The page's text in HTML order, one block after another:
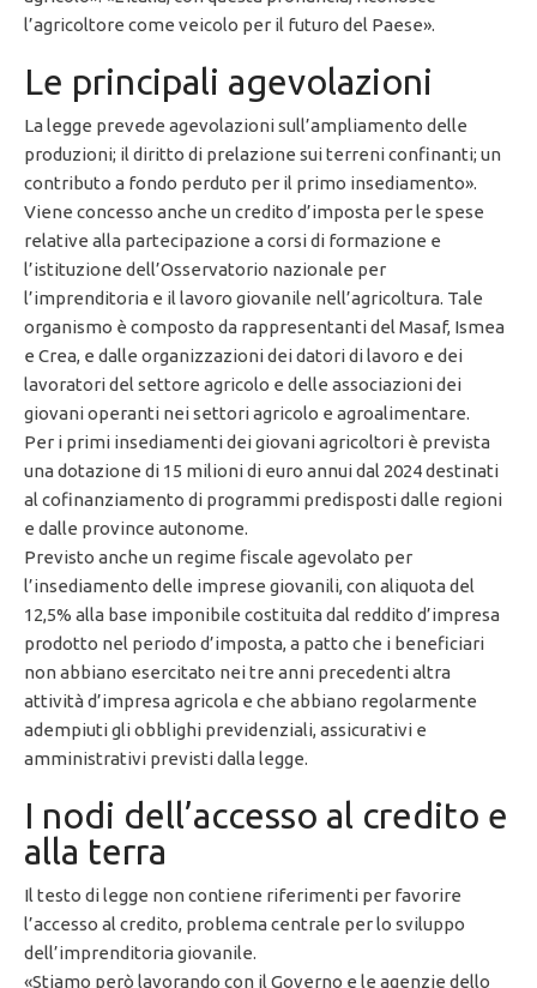
l’agricoltore come veicolo per il futuro del Paese».
Le principali agevolazioni
La legge prevede agevolazioni sull’ampliamento delle
produzioni; il diritto di prelazione sui terreni confinanti; un
contributo a fondo perduto per il primo insediamento».
Viene concesso anche un credito d’imposta per le spese
relative alla partecipazione a corsi di formazione e
l’istituzione dell’Osservatorio nazionale per
l’imprenditoria e il lavoro giovanile nell’agricoltura. Tale
organismo è composto da rappresentanti del Masaf, Ismea
e Crea, e dalle organizzazioni dei datori di lavoro e dei
lavoratori del settore agricolo e delle associazioni dei
giovani operanti nei settori agricolo e agroalimentare.
Per i primi insediamenti dei giovani agricoltori è prevista
una dotazione di 15 milioni di euro annui dal 2024 destinati
al cofinanziamento di programmi predisposti dalle regioni
e dalle province autonome.
Previsto anche un regime fiscale agevolato per
l’insediamento delle imprese giovanili, con aliquota del
12,5% alla base imponibile costituita dal reddito d’impresa
prodotto nel periodo d’imposta, a patto che i beneficiari
non abbiano esercitato nei tre anni precedenti altra
attività d’impresa agricola e che abbiano regolarmente
adempiuti gli obblighi previdenziali, assicurativi e
amministrativi previsti dalla legge.
I nodi dell’accesso al credito e
alla terra
Il testo di legge non contiene riferimenti per favorire
l’accesso al credito, problema centrale per lo sviluppo
dell’imprenditoria giovanile.
«Stiamo però lavorando con il Governo e le agenzie dello